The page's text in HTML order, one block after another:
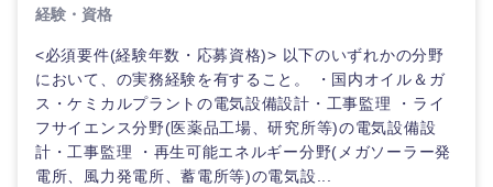
経験・資格
<必須要件(経験年数・応募資格)> 以下のいずれかの分野
において、の実務経験を有すること。 ・国内オイル＆ガ
ス・ケミカルプラントの電気設備設計・工事監理 ・ライ
フサイエンス分野(医薬品工場、研究所等)の電気設備設
計・工事監理 ・再生可能エネルギー分野(メガソーラー発
電所、風力発電所、蓄電所等)の電気設...